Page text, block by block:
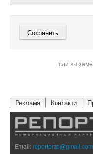
Если вы
Реклама Контакти
Email:reporterzp@gmail.com